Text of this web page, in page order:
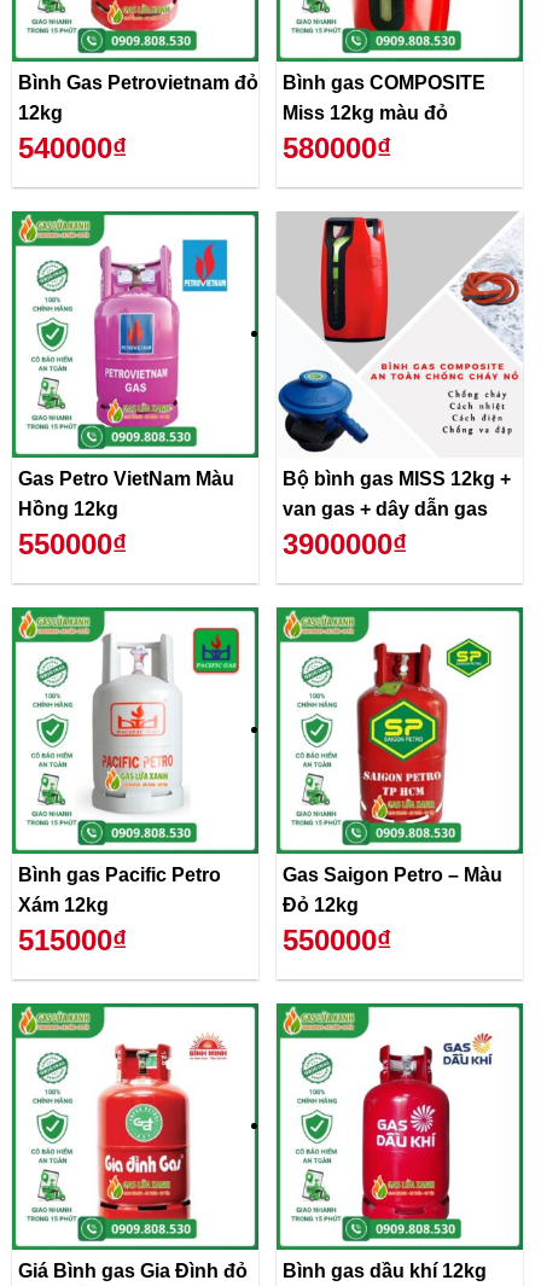
Bình Gas Petrovietnam đỏ
12kg
540000₫
Bình gas COMPOSITE
Miss 12kg màu đỏ
580000₫
Gas Petro VietNam Màu
Hồng 12kg
550000₫
Bộ bình gas MISS 12kg +
van gas + dây dẫn gas
3900000₫
Bình gas Pacific Petro
Xám 12kg
515000₫
Gas Saigon Petro – Màu
Đỏ 12kg
550000₫
Giá Bình gas Gia Đình đỏ
Bình gas dầu khí 12kg